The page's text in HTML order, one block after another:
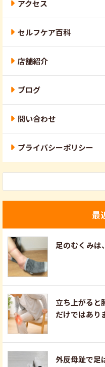
アクセス
セルフケア百科
店舗紹介
ブログ
問い合わせ
プライバシーポリシー
最
足のむくみは
立ち上がると
だけではあり
外反母趾で足